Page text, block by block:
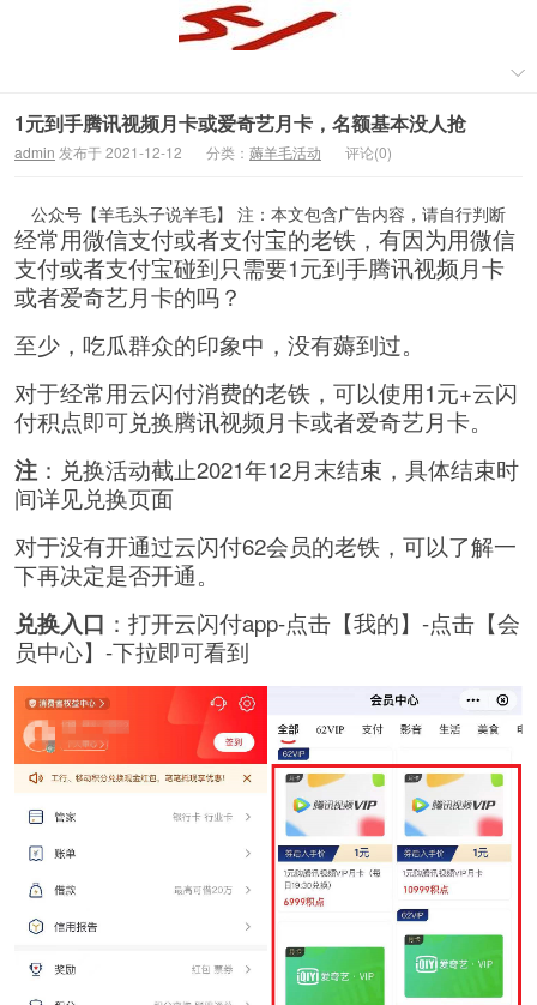
1元到手腾讯视频月卡或爱奇艺月卡，名额基本没人抢
admin 发布于 2021-12-12 分类： 薅羊毛活动 评论(0)
公众号【羊毛头子说羊毛】 注：本文包含广告内容，请自行判断
经常用微信支付或者支付宝的老铁，有因为用微信
支付或者支付宝碰到只需要1元到手腾讯视频月卡
或者爱奇艺月卡的吗？
至少，吃瓜群众的印象中，没有薅到过。
对于经常用云闪付消费的老铁，可以使用1元+云闪
付积点即可兑换腾讯视频月卡或者爱奇艺月卡。
注 ：兑换活动截止2021年12月末结束，具体结束时
间详见兑换页面
对于没有开通过云闪付62会员的老铁，可以了解一
下再决定是否开通。
兑换入口 ：打开云闪付app-点击【我的】-点击【会
员中心】-下拉即可看到